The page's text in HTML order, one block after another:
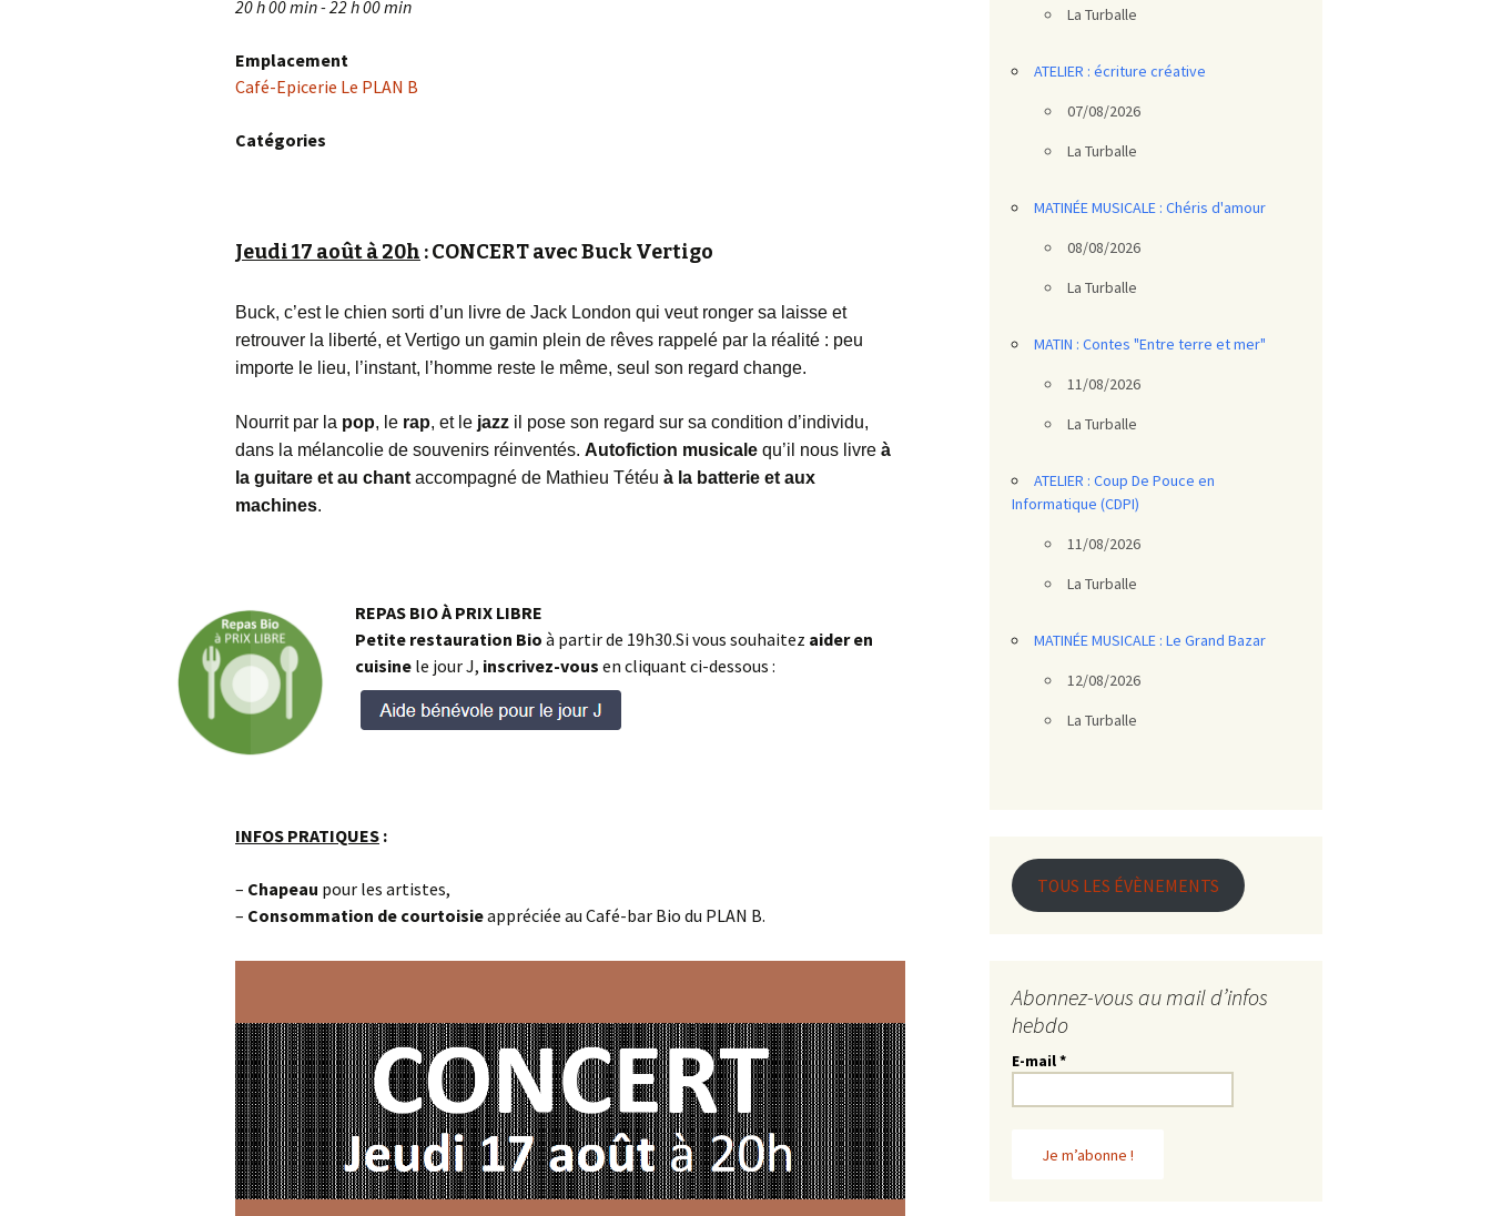
20 h 00 min - 22 h 00 min
Emplacement
Café-Epicerie Le PLAN B
Catégories
Jeudi 17 août à 20h : CONCERT avec Buck Vertigo
Buck, c’est le chien sorti d’un livre de Jack London qui veut ronger sa laisse et
retrouver la liberté, et Vertigo un gamin plein de rêves rappelé par la réalité : peu
importe le lieu, l’instant, l’homme reste le même, seul son regard change.
Nourrit par la pop, le rap, et le jazz il pose son regard sur sa condition d’individu,
dans la mélancolie de souvenirs réinventés. Autofiction musicale qu’il nous livre à
la guitare et au chant accompagné de Mathieu Tétéu à la batterie et aux
machines.
REPAS BIO À PRIX LIBRE
Petite restauration Bio à partir de 19h30.Si vous souhaitez aider en
cuisine le jour J, inscrivez-vous en cliquant ci-dessous :
INFOS PRATIQUES :
– Chapeau pour les artistes,
– Consommation de courtoisieappréciée au Café-bar Bio du PLAN B.
La Turballe
ATELIER : écriture créative
07/08/2026
La Turballe
MATINÉE MUSICALE : Chéris d'amour
08/08/2026
La Turballe
MATIN : Contes "Entre terre et mer"
11/08/2026
La Turballe
ATELIER : Coup De Pouce en
Informatique (CDPI)
11/08/2026
La Turballe
MATINÉE MUSICALE : Le Grand Bazar
12/08/2026
La Turballe
TOUS LES ÉVÈNEMENTS
Abonnez-vous au mail d’infos
hebdo
E-mail*